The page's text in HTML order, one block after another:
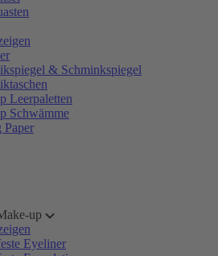
& Schminkspiegel
Leerpaletten
Schwämme
Paper
up
Eyeliner